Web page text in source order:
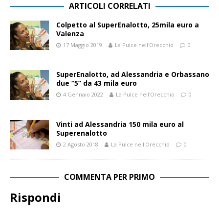
ARTICOLI CORRELATI
Colpetto al SuperEnalotto, 25mila euro a
Valenza
17 Maggio 2019 La Pulce nell'Orecchio 0
SuperEnalotto, ad Alessandria e Orbassano
due “5” da 43 mila euro
4 Gennaio 2022 La Pulce nell'Orecchio 0
Vinti ad Alessandria 150 mila euro al
Superenalotto
2 Agosto 2018 La Pulce nell'Orecchio 0
COMMENTA PER PRIMO
Rispondi